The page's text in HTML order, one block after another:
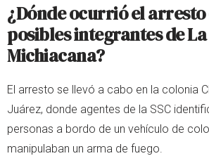
¿Dónde ocurrió el arresto
posibles integrantes de
Michiacana?
El arresto se llevó a cabo en la colonia
Juárez, donde agentes de la SSC
personas a bordo de un vehículo de
manipulaban un arma de fuego.